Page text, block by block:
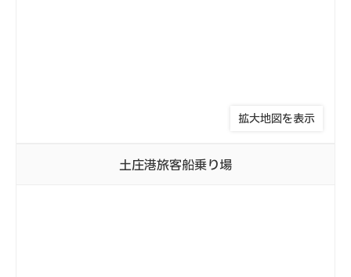
拡大地図を表示
土庄港旅客船乗り場